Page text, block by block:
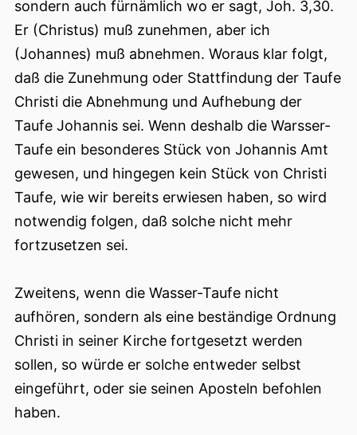
sondern auch fürnämlich wo er sagt, Joh. 3,30.
Er (Christus) muß zunehmen, aber ich
(Johannes) muß abnehmen. Woraus klar folgt,
daß die Zunehmung oder Stattfindung der Taufe
Christi die Abnehmung und Aufhebung der
Taufe Johannis sei. Wenn deshalb die Warsser-
Taufe ein besonderes Stück von Johannis Amt
gewesen, und hingegen kein Stück von Christi
Taufe, wie wir bereits erwiesen haben, so wird
notwendig folgen, daß solche nicht mehr
fortzusetzen sei.
Zweitens, wenn die Wasser-Taufe nicht
aufhören, sondern als eine beständige Ordnung
Christi in seiner Kirche fortgesetzt werden
sollen, so würde er solche entweder selbst
eingeführt, oder sie seinen Aposteln befohlen
haben.